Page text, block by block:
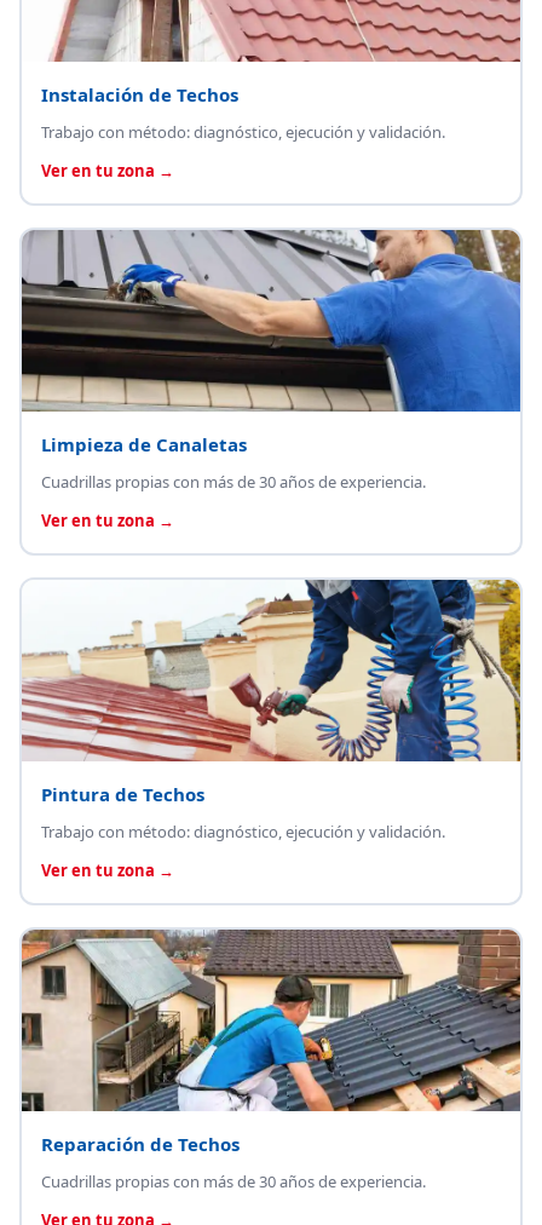
Instalación de Techos
Trabajo con método: diagnóstico, ejecución y validación.
Ver en tu zona →
Limpieza de Canaletas
Cuadrillas propias con más de 30 años de experiencia.
Ver en tu zona →
Pintura de Techos
Trabajo con método: diagnóstico, ejecución y validación.
Ver en tu zona →
Reparación de Techos
Cuadrillas propias con más de 30 años de experiencia.
Ver en tu zona →